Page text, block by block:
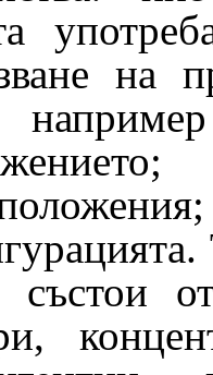
на
състои